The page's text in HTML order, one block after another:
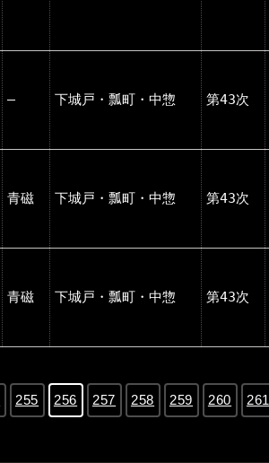
― 下城戸・瓢町・中惣 第43次
青磁 下城戸・瓢町・中惣 第43次
青磁 下城戸・瓢町・中惣 第43次
255 256 257 258 259 260 261